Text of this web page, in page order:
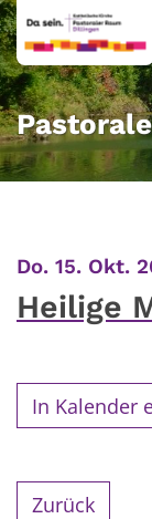
Zum Inhalt
Do. 15. Okt.
Heilige
In Kalender
Zurück